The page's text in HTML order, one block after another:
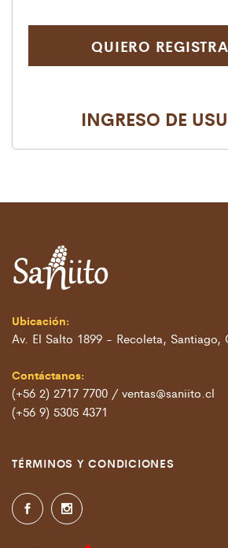
QUIERO
INGRESO DE
Ubicación:
Av. El Salto 1899 - Recoleta, Santiago,
Contáctanos:
(+56 2) 2717 7700 / ventas@saniito.cl
(+56 9) 5305 4371
TÉRMINOS Y CONDICIONES